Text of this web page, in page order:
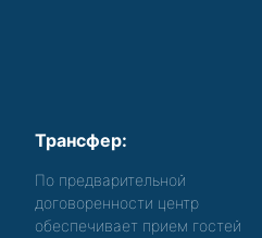
Трансфер:
По предварительной
договоренности центр
обеспечивает прием гостей